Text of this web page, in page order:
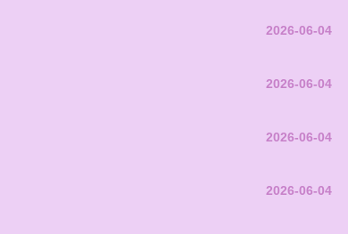
2026-06-04
2026-06-04
2026-06-04
2026-06-04